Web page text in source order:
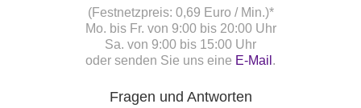
(Festnetzpreis: 0,69 Euro / Min.)*
Mo. bis Fr. von 9:00 bis 20:00 Uhr
Sa. von 9:00 bis 15:00 Uhr
oder senden Sie uns eine E-Mail .
Fragen und Antworten